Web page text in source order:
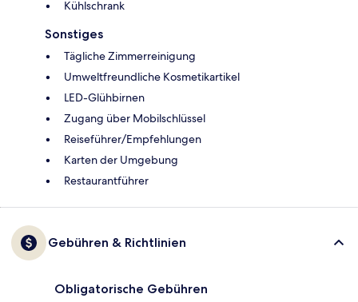
Kühlschrank
Sonstiges
Tägliche Zimmerreinigung
Umweltfreundliche Kosmetikartikel
LED-Glühbirnen
Zugang über Mobilschlüssel
Reiseführer/Empfehlungen
Karten der Umgebung
Restaurantführer
Gebühren & Richtlinien
Obligatorische Gebühren